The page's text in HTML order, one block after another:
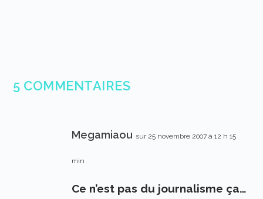
5 COMMENTAIRES
Megamiaou sur 25 novembre 2007 à 12 h 15
min
Ce n’est pas du journalisme ça…